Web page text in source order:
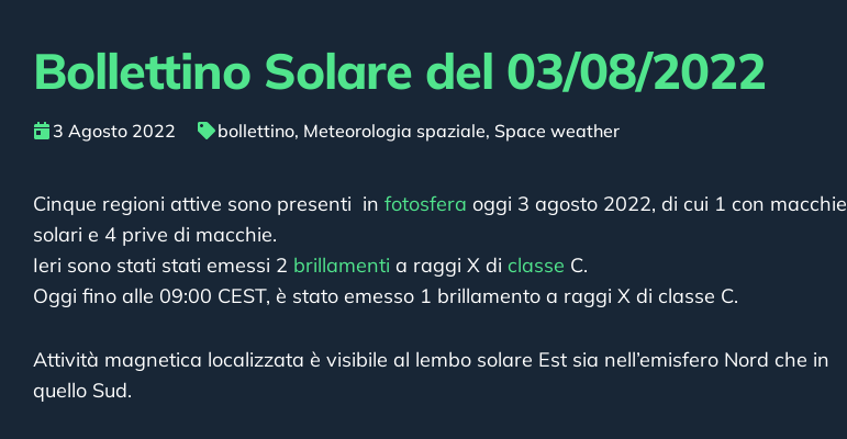
Bollettino Solare del 03/08/2022
3 Agosto 2022 bollettino, Meteorologia spaziale, Space weather
Cinque regioni attive sono presenti in fotosfera oggi 3 agosto 2022, di cui 1 con macchie
solari e 4 prive di macchie.
Ieri sono stati stati emessi 2 brillamenti a raggi X di classe C.
Oggi fino alle 09:00 CEST, è stato emesso 1 brillamento a raggi X di classe C.
Attività magnetica localizzata è visibile al lembo solare Est sia nell’emisfero Nord che in
quello Sud.